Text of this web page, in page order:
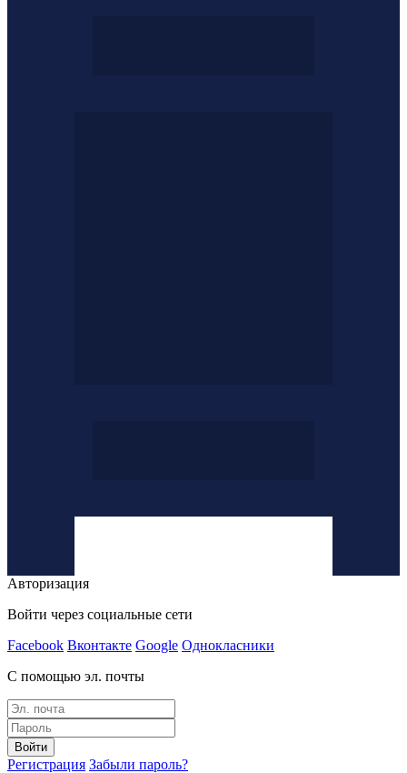
Авторизация
Войти через социальные сети
Facebook Вконтакте Google Однокласники
С помощью эл. почты
Войти
Регистрация Забыли пароль?